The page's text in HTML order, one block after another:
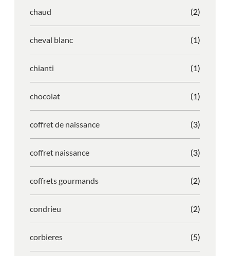
chaud (2)
cheval blanc (1)
chianti (1)
chocolat (1)
coffret de naissance (3)
coffret naissance (3)
coffrets gourmands (2)
condrieu (2)
corbieres (5)